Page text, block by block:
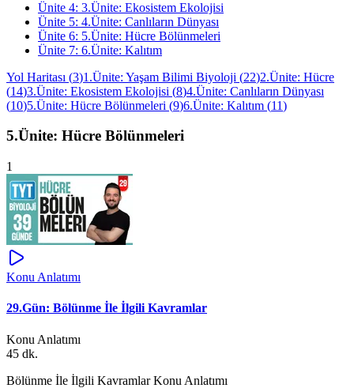
Ünite 4: 3.Ünite: Ekosistem Ekolojisi
Ünite 5: 4.Ünite: Canlıların Dünyası
Ünite 6: 5.Ünite: Hücre Bölünmeleri
Ünite 7: 6.Ünite: Kalıtım
Yol Haritası (3)1.Ünite: Yaşam Bilimi Biyoloji (22)2.Ünite: Hücre
(14)3.Ünite: Ekosistem Ekolojisi (8)4.Ünite: Canlıların Dünyası
(10)5.Ünite: Hücre Bölünmeleri (9)6.Ünite: Kalıtım (11)
5.Ünite: Hücre Bölünmeleri
1
Konu Anlatımı
29.Gün: Bölünme İle İlgili Kavramlar
Konu Anlatımı
45 dk.
Bölünme İle İlgili Kavramlar Konu Anlatımı